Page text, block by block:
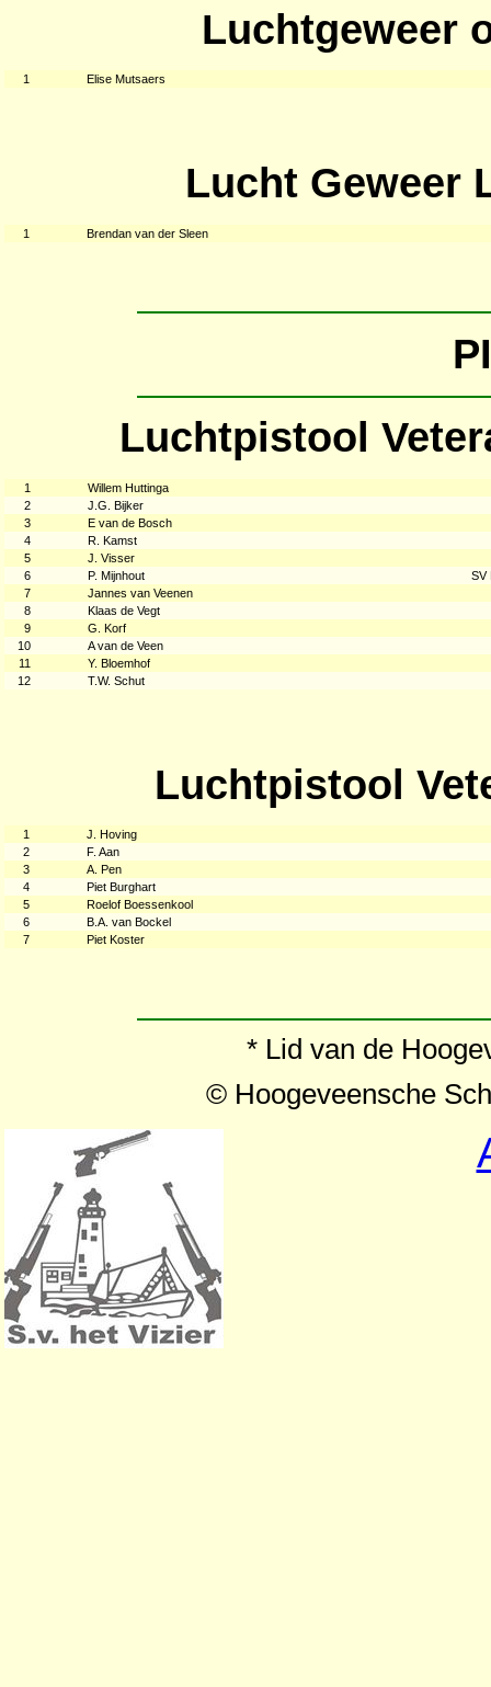
Luchtgeweer
1 Elise Mutsaers
Lucht Geweer
1 Brendan van der Sleen
Luchtpistool
1
Willem Huttinga
2
J.G. Bijker
3
E van de Bosch
4
R. Kamst
5
J. Visser
6
P. Mijnhout
SV
7
Jannes van Veenen
8
Klaas de Vegt
9
G. Korf
10
A van de Veen
11
Y. Bloemhof
12
T.W. Schut
Luchtpistool
1
J. Hoving
2
F. Aan
3
A. Pen
4
Piet Burghart
5
Roelof Boessenkool
6
B.A. van Bockel
7
Piet Koster
* Lid van de
© Hoogeveensche